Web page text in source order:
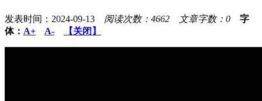
发表时间：2024-09-13 阅读次数：4662 文章字数：0 字
体： A+ A- 【关闭】